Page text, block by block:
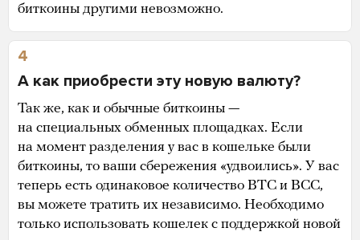
биткоины другими невозможно.
4
А как приобрести эту новую валюту?
Так же, как и обычные биткоины —
на специальных обменных площадках. Если
на момент разделения у вас в кошельке были
биткоины, то ваши сбережения «удвоились». У вас
теперь есть одинаковое количество BTC и BCC,
вы можете тратить их независимо. Необходимо
только использовать кошелек с поддержкой новой